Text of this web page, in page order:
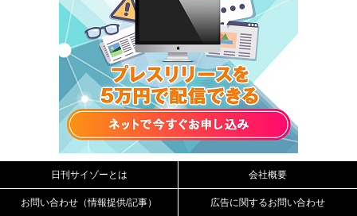
日刊サイゾーとは 会社概要
お問い合わせ（情報提供/記事） 広告に関するお問い合わせ